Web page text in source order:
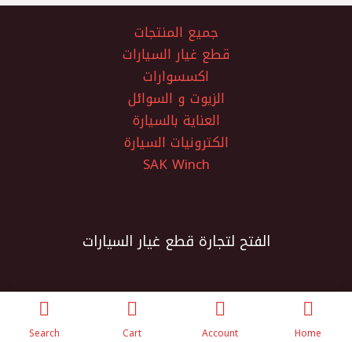
جميع المنتجات
قطع غيار السيارات
اكسسوارات
الزيوت و السوائل
العناية بالسيارة
الكترونيات السيارة
SAK Winch
الفتح لتجارة قطع غيار السيارات
Home
Account
Cart
Search